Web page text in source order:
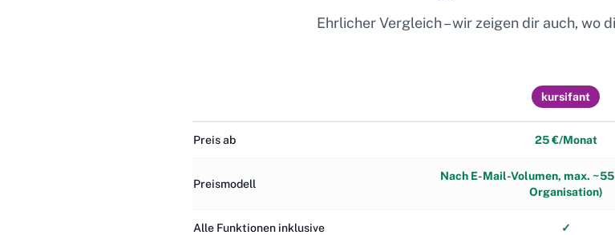
Ehrlicher Vergleich – wir zeigen dir auch, wo
kursifant
Preis ab 25 €/Monat
Preismodell
Nach E-Mail-Volumen, max.
Organisation)
Alle Funktionen inklusive ✓